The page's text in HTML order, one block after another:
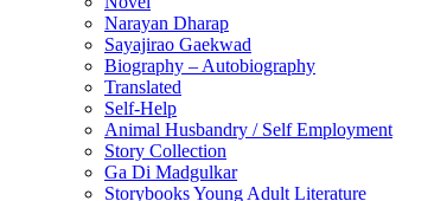
Narayan Dharap
Sayajirao Gaekwad
Biography – Autobiography
Translated
Self-Help
Animal Husbandry / Self Employment
Story Collection
Ga Di Madgulkar
Storybooks Young Adult Literature